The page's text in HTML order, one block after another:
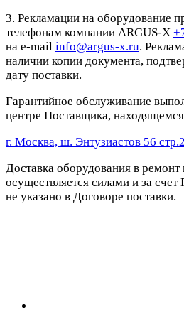
3. Рекламации на оборудование
телефонам компании ARGUS-X
на e-mail info@argus-x.ru.
наличии копии документа,
дату поставки.
Гарантийное обслуживание
центре Поставщика,
г. Москва, ш. Энтузиастов 56
Доставка оборудования в ремонт
осуществляется силами и за счет
не указано в Договоре поставки.